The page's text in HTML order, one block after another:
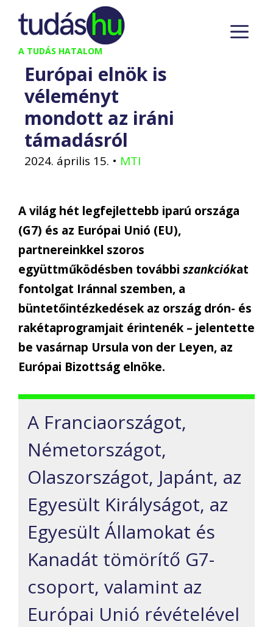
Kilépés
tartalomba
A TUDÁS HATALOM
Európai elnök is
véleményt
mondott az iráni
támadásról
2024. április 15. • MTI
A világ hét legfejlettebb iparú országa
(G7) és az Európai Unió (EU),
partnereinkkel szoros
együttműködésben további szankciókat
fontolgat Iránnal szemben, a
büntetőintézkedések az ország drón- és
rakétaprogramjait érintenék – jelentette
be vasárnap Ursula von der Leyen, az
Európai Bizottság elnöke.
A Franciaországot,
Németországot,
Olaszországot, Japánt, az
Egyesült Királyságot, az
Egyesült Államokat és
Kanadát tömörítő G7-
csoport, valamint az
Európai Unió révételével